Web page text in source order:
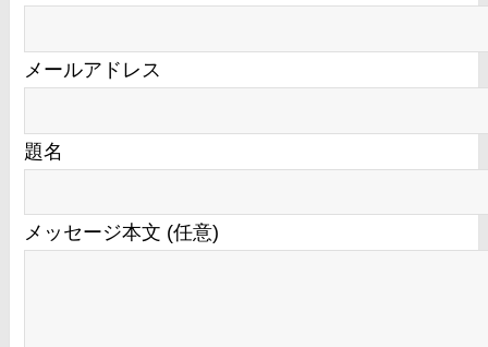
メールアドレス
題名
メッセージ本文 (任意)